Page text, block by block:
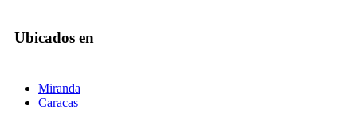
Ubicados en
Miranda
Caracas